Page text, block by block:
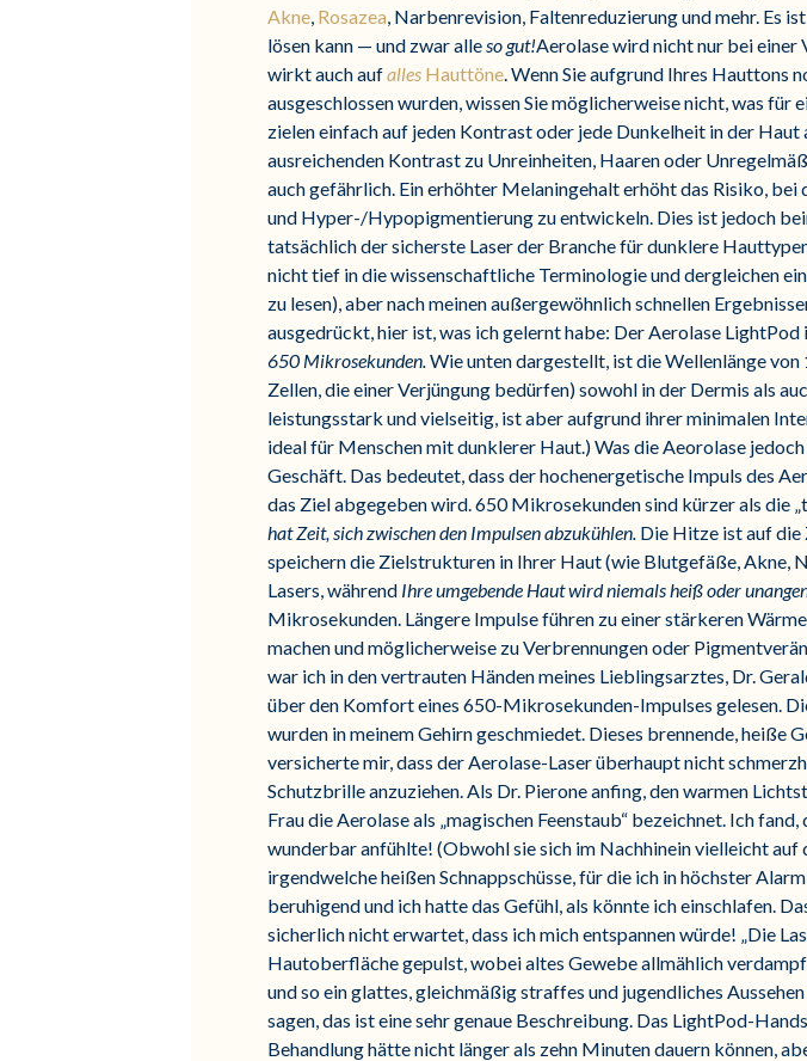
Akne, Rosazea, Narbenrevision, Faltenreduzierung und mehr. Es
lösen kann — und zwar alleso gut!Aerolase wird nicht nur bei einer
wirkt auch aufalles Hauttöne. Wenn Sie aufgrund Ihres Hauttons
ausgeschlossen wurden, wissen Sie möglicherweise nicht, was für
zielen einfach auf jeden Kontrast oder jede Dunkelheit in der Haut
ausreichenden Kontrast zu Unreinheiten, Haaren oder
auch gefährlich. Ein erhöhter Melaningehalt erhöht das Risiko,
und Hyper-/Hypopigmentierung zu entwickeln. Dies ist jedoch
tatsächlich der sicherste Laser der Branche für dunklere
nicht tief in die wissenschaftliche Terminologie und dergleichen
zu lesen), aber nach meinen außergewöhnlich schnellen
ausgedrückt, hier ist, was ich gelernt habe: Der Aerolase LightPod
650 Mikrosekunden.Wie unten dargestellt, ist die Wellenlänge von
Zellen, die einer Verjüngung bedürfen) sowohl in der Dermis als
leistungsstark und vielseitig, ist aber aufgrund ihrer minimalen
ideal für Menschen mit dunklerer Haut.) Was die Aeorolase
Geschäft. Das bedeutet, dass der hochenergetische Impuls des
das Ziel abgegeben wird. 650 Mikrosekunden sind kürzer als die
hat Zeit, sich zwischen den Impulsen abzukühlen. Die Hitze ist auf die
speichern die Zielstrukturen in Ihrer Haut (wie Blutgefäße, Akne,
Lasers, während Ihre umgebende Haut wird niemals heiß oder
Mikrosekunden. Längere Impulse führen zu einer stärkeren
machen und möglicherweise zu Verbrennungen oder
war ich in den vertrauten Händen meines Lieblingsarztes, Dr.
über den Komfort eines 650-Mikrosekunden-Impulses gelesen.
wurden in meinem Gehirn geschmiedet. Dieses brennende, heiße
versicherte mir, dass der Aerolase-Laser überhaupt nicht
Schutzbrille anzuziehen. Als Dr. Pierone anfing, den warmen
Frau die Aerolase als „magischen Feenstaub“ bezeichnet. Ich
wunderbar anfühlte! (Obwohl sie sich im Nachhinein vielleicht auf
irgendwelche heißen Schnappschüsse, für die ich in höchster
beruhigend und ich hatte das Gefühl, als könnte ich einschlafen.
sicherlich nicht erwartet, dass ich mich entspannen würde! „Die
Hautoberfläche gepulst, wobei altes Gewebe allmählich
und so ein glattes, gleichmäßig straffes und jugendliches
sagen, das ist eine sehr genaue Beschreibung. Das LightPod-
Behandlung hätte nicht länger als zehn Minuten dauern können,